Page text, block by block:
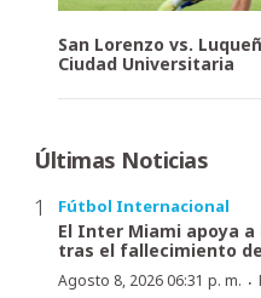
San Lorenzo vs.
Ciudad Universitaria
Últimas Noticias
Fútbol Internacional
El Inter Miami apoya a
tras el fallecimiento
Agosto 8, 2026 06:31 p. m. ·